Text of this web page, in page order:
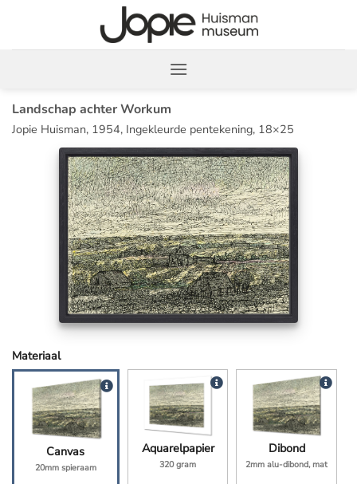
inhoud
Landschap achter Workum
Jopie Huisman, 1954, Ingekleurde pentekening, 18×25
Materiaal
Canvas
20mm spieraam
Aquarelpapier
320 gram
Dibond
2mm alu-dibond, mat